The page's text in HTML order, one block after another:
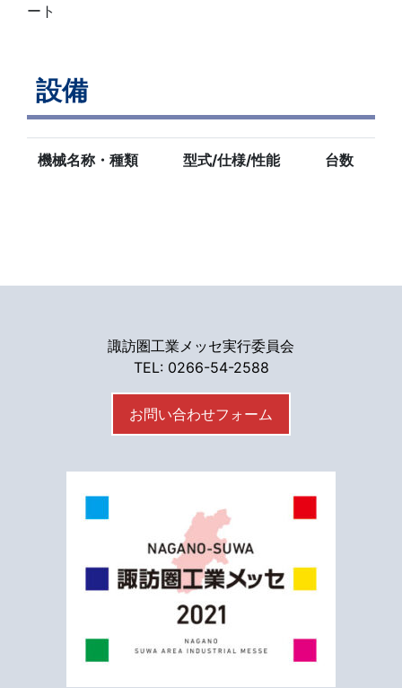
ート
設備
機械名称・種類 型式/仕様/性能 台数
諏訪圏工業メッセ実行委員会
TEL: 0266-54-2588
お問い合わせフォーム